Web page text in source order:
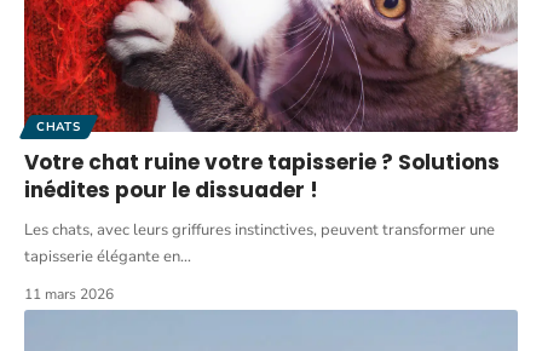
CHATS
Votre chat ruine votre tapisserie ? Solutions
inédites pour le dissuader !
Les chats, avec leurs griffures instinctives, peuvent transformer une
tapisserie élégante en…
11 mars 2026